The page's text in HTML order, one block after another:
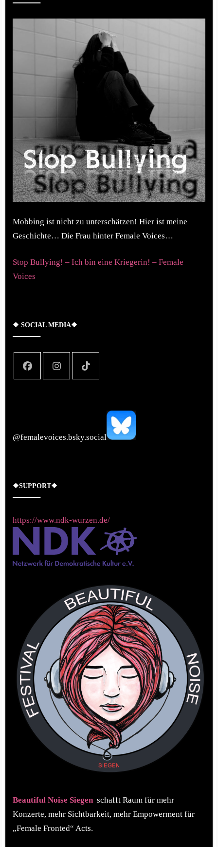
Mobbing ist nicht zu unterschätzen! Hier ist meine
Geschichte… Die Frau hinter Female Voices…
Stop Bullying! – Ich bin eine Kriegerin! – Female
Voices
❖ SOCIAL MEDIA❖
‪@femalevoices.bsky.social‬
❖SUPPORT❖
https://www.ndk-wurzen.de/
Beautiful Noise Siegen schafft Raum für mehr
Konzerte, mehr Sichtbarkeit, mehr Empowerment für
„Female Fronted“ Acts.